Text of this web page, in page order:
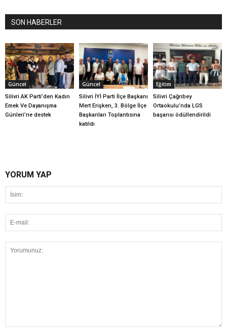
SON HABERLER
Güncel
Silivri AK Parti’den Kadın
Emek Ve Dayanışma
Günleri’ne destek
Güncel
Silivri İYİ Parti İlçe Başkanı
Mert Erişken, 3. Bölge İlçe
Başkanları Toplantısına
katıldı
Eğitim
Silivri Çağrıbey
Ortaokulu’nda LGS
başarısı ödüllendirildi
YORUM YAP